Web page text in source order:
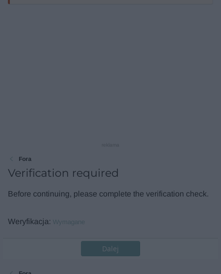
Fora
Verification required
Before continuing, please complete the verification check.
Weryfikacja Wymagane
Dalej